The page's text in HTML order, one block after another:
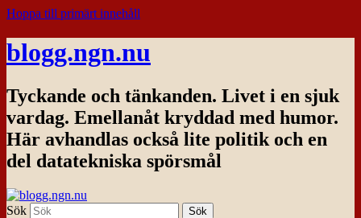
Hoppa till primärt innehåll
blogg.ngn.nu
Tyckande och tänkanden. Livet i en sjuk
vardag. Emellanåt kryddad med humor.
Här avhandlas också lite politik och en
del datatekniska spörsmål
Sök